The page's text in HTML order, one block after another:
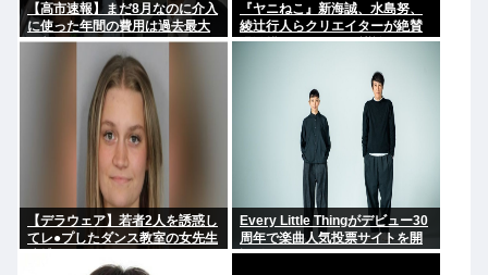
【高市速報】まだ8月なのに介入
に使った年間の費用は過去最大
と判明
『ヤニねこ』新海誠、水島努、
綾辻行人らクリエイターが絶賛
過激描写はBPOでも議論に
【デラウェア】若者2人を誘惑し
てレ●プしたダンス教室の女先生
Every Little Thingがデビュー30
周年で楽曲人気投票サイトを開
設 俺はもちろんFace the